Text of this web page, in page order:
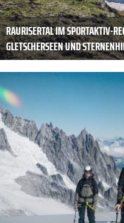
RAURISERTAL IM SPORTAKTIV-
GLETSCHERSEEN UND